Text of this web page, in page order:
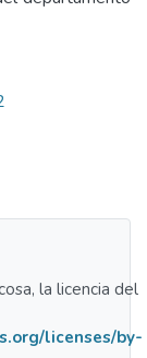
la licencia del
licenses/by-